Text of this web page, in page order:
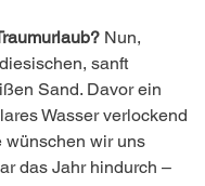
Nun,
sanft
Sand. Davor ein
Wasser verlockend
wünschen wir uns
das Jahr hindurch –